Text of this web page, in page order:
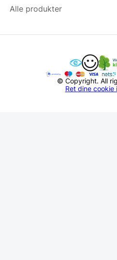
Alle produkter
© Copyright. All
Ret dine cookie